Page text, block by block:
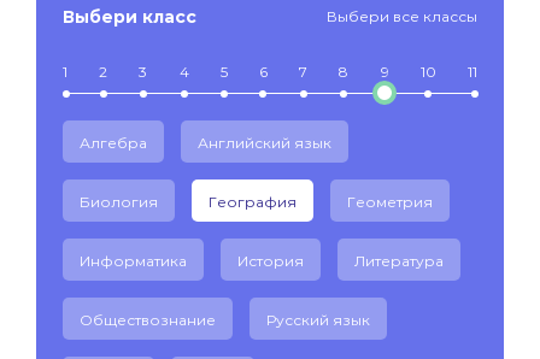
Выбери класс Выбери все классы
1 2 3 4 5 6 7 8 9 10 11
Алгебра Английский язык
Биология География Геометрия
Информатика История Литература
Обществознание Русский язык